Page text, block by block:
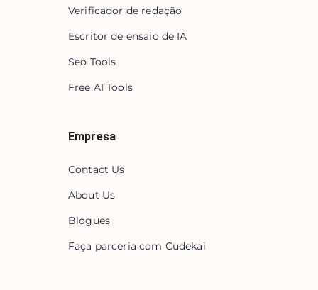
Verificador de redação
Escritor de ensaio de IA
Seo Tools
Free AI Tools
Empresa
Contact Us
About Us
Blogues
Faça parceria com Cudekai